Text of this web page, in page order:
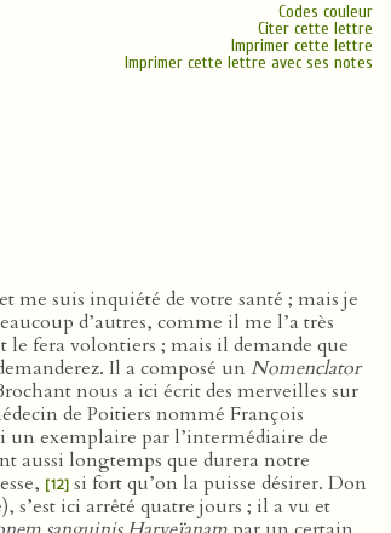
Codes couleur
Citer cette lettre
Imprimer cette lettre
Imprimer cette lettre avec ses notes
me suis inquiété de votre santé ; mais je
d’autres, comme il me l’a très
fera volontiers ; mais il demande que
Il a composé un Nomenclator
nous a ici écrit des merveilles sur
de Poitiers nommé François
un exemplaire par l’intermédiaire de
aussi longtemps que durera notre
[12] si fort qu’on la puisse désirer. Don
s’est ici arrêté quatre jours ; il a vu et